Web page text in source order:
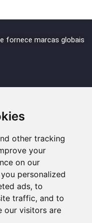
other tracking
your
on our
personalized
ads, to
traffic, and to
our visitors are
fornece marcas globais
h
a
t
s
p
WhatsAPP
de vidro a granel